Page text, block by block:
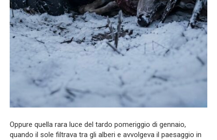
Oppure quella rara luce del tardo pomeriggio di gennaio,
quando il sole filtrava tra gli alberi e avvolgeva il paesaggio in